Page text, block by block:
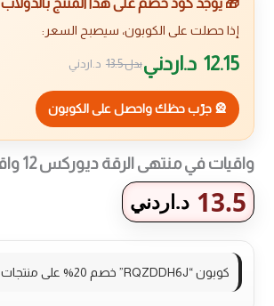
إذا حصلت على الكوبون، سيصبح السعر:
12.15 د.اردنيبدل13.5 د.اردني
🎡 جرّب حظك واحصل على الكوبون
واقيات في منتهى الرقة ديوركس 12 واقي ULTRA
13.5 د.اردني
كوبون “RQZDDH6J” خصم 20% على منتجات السوبرماركت